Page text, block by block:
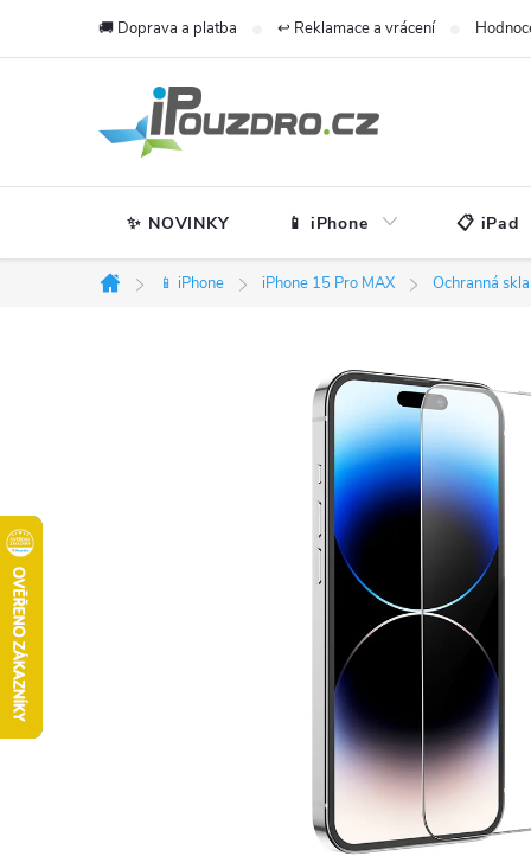
🚚 Doprava a platba ↩️ Reklamace a vrácení
✨ NOVINKY 📱 iPhone 📋 iPad
Domů
📱 iPhone iPhone 15 Pro MAX Ochranná skla